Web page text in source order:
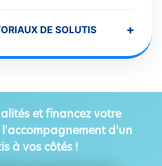
DE SOLUTIS +
et financez votre
d'un
à vos côtés !